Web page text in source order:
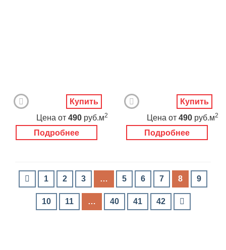
Подробнее
Цена от 490 руб.м2
Купить
Подробнее
Цена от 490 руб.м2
Купить
1 2 3 … 5 6 7 8 9
10 11 … 40 41 42